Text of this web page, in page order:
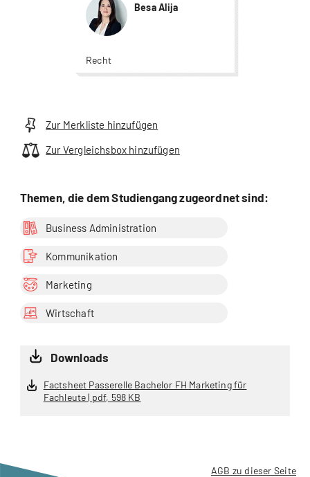
Besa Alija
Recht
Zur Merkliste hinzufügen
Zur Vergleichsbox hinzufügen
Themen, die dem Studiengang zugeordnet sind:
Business Administration
Kommunikation
Marketing
Wirtschaft
Downloads
Factsheet Passerelle Bachelor FH Marketing für
Fachleute | pdf, 598 KB
AGB zu dieser Seite